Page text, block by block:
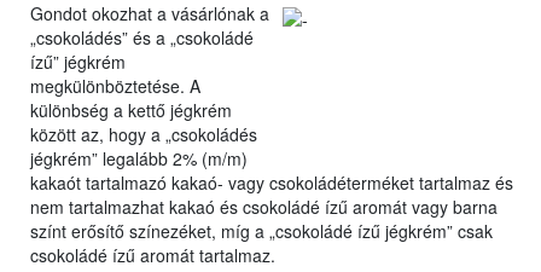
Gondot okozhat a vásárlónak a
„csokoládés” és a „csokoládé
ízű” jégkrém
megkülönböztetése. A
különbség a kettő jégkrém
között az, hogy a „csokoládés
jégkrém” legalább 2% (m/m)
kakaót tartalmazó kakaó- vagy csokoládéterméket tartalmaz és
nem tartalmazhat kakaó és csokoládé ízű aromát vagy barna
színt erősítő színezéket, míg a „csokoládé ízű jégkrém” csak
csokoládé ízű aromát tartalmaz.